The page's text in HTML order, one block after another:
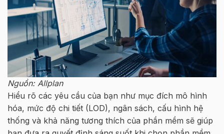
Nguồn: Allplan
Hiểu rõ các yêu cầu của bạn như mục đích mô hình
hóa, mức độ chi tiết (LOD), ngân sách, cấu hình hệ
thống và khả năng tương thích của phần mềm sẽ giúp